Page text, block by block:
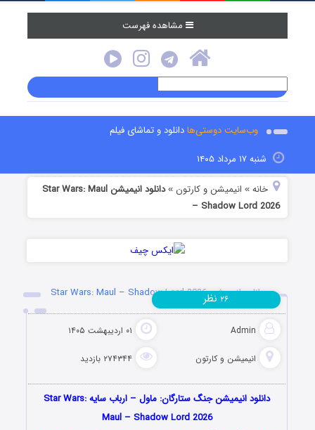
مشاهده فهرست
وب‌سایت دوستی‌هادانلود و تماشای فیلم
شنبه ۱۷ مرداد ۱۴۰۵
خانه » انیمیشن و کارتون »
دانلود انیمیشن Star Wars: Maul
– Shadow Lord 2026
دانلود انیمیشن Star Wars: Maul – Shadow Lord 2026
Admin ۰۱ اردیبهشت ۱۴۰۵
انیمیشن و کارتون ۲۷۴۳۴۴ بازدید
۲۶ نظر
دانلود انیمیشن جنگ ستارگان: ماول – ارباب سایه Star Wars:
Maul – Shadow Lord 2026